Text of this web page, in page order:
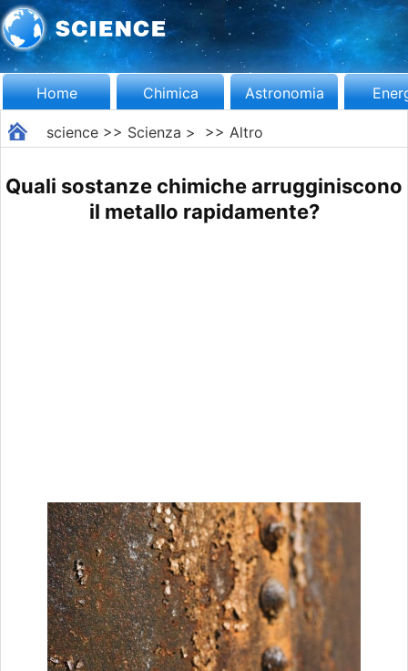
Home Chimica Astronomia
science>> Scienza > >> Altro
Quali sostanze chimiche arrugginiscono
il metallo rapidamente?